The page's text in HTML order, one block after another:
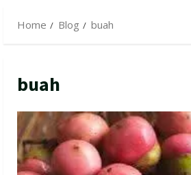
Home Blog buah
buah